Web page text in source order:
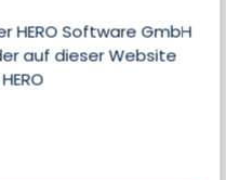
HERO Software GmbH
auf dieser Website
Sie mehr
Artikel zur